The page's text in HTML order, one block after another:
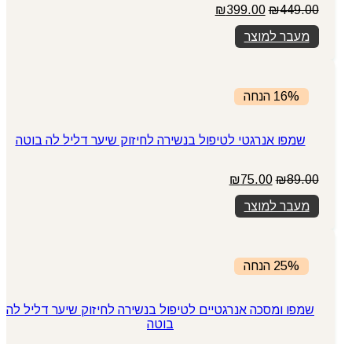
₪449.00
המחיר
המקורי
היה:
₪449.00.
₪399.00
מעבר למוצר
16% הנחה
שמפו אנרגטי לטיפול בנשירה לחיזוק שיער דליל לה בוטה
₪89.00
המחיר
המקורי
היה:
₪89.00.
₪75.00
מעבר למוצר
25% הנחה
שמפו ומסכה אנרגטיים לטיפול בנשירה לחיזוק שיער דליל לה
בוטה